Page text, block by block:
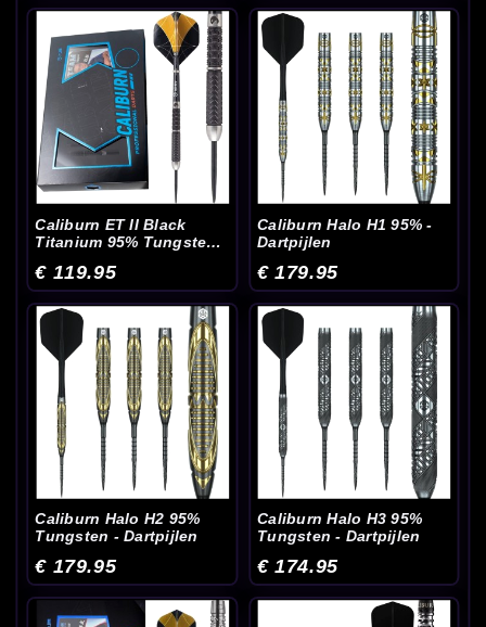
Caliburn ET II Black
Titanium 95% Tungsten -
€ 119.95
Caliburn Halo H1 95% -
Dartpijlen
€ 179.95
Caliburn Halo H2 95%
Tungsten - Dartpijlen
€ 179.95
Caliburn Halo H3 95%
Tungsten - Dartpijlen
€ 174.95